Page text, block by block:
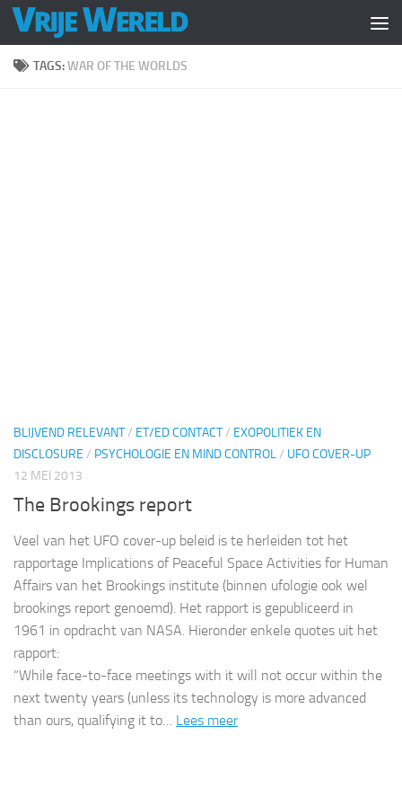
Doorgaan naar inhoud
TAGS:WAR OF THE WORLDS
BLIJVEND RELEVANT/ ET/ED CONTACT/ EXOPOLITIEK EN
DISCLOSURE / PSYCHOLOGIE EN MIND CONTROL/ UFO COVER-UP
12 MEI 2013
The Brookings report
Veel van het UFO cover-up beleid is te herleiden tot het
rapportage Implications of Peaceful Space Activities for Human
Affairs van het Brookings institute (binnen ufologie ook wel
brookings report genoemd). Het rapport is gepubliceerd in
1961 in opdracht van NASA. Hieronder enkele quotes uit het
rapport:
“While face-to-face meetings with it will not occur within the
next twenty years (unless its technology is more advanced
than ours, qualifying it to… Lees meer